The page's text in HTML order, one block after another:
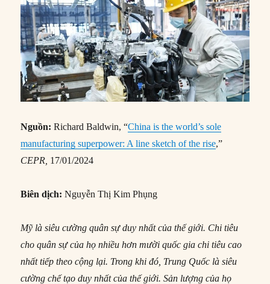
Nguồn: Richard Baldwin, “China is the world’s sole
manufacturing superpower: A line sketch of the rise,”
CEPR, 17/01/2024
Biên dịch: Nguyễn Thị Kim Phụng
Mỹ là siêu cường quân sự duy nhất của thế giới. Chi tiêu
cho quân sự của họ nhiều hơn mười quốc gia chi tiêu cao
nhất tiếp theo cộng lại. Trong khi đó, Trung Quốc là siêu
cường chế tạo duy nhất của thế giới. Sản lượng của họ